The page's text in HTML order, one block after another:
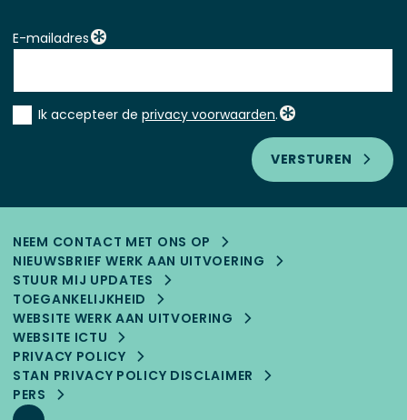
E-mailadres
Instemming
Ik accepteer de privacy voorwaarden.
VERSTUREN
NEEM CONTACT MET ONS OP
NIEUWSBRIEF WERK AAN UITVOERING
STUUR MIJ UPDATES
TOEGANKELIJK­HEID
WEBSITE WERK AAN UITVOERING
WEBSITE ICTU
PRIVACY POLICY
STAN PRIVACY POLICY DISCLAIMER
PERS